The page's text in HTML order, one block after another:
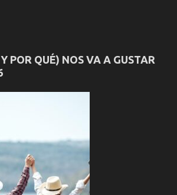
POR QUÉ) NOS VA A GUSTAR